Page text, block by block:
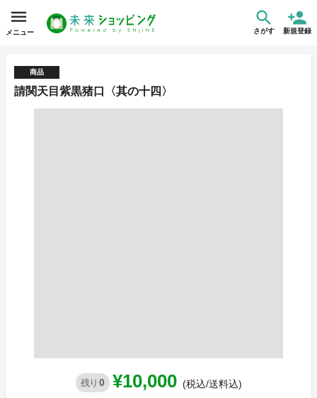
メニュー さがす 新規登録
商品
請関天目紫黒猪口〈其の十四〉
残り 0 ¥10,000 (税込/送料込)